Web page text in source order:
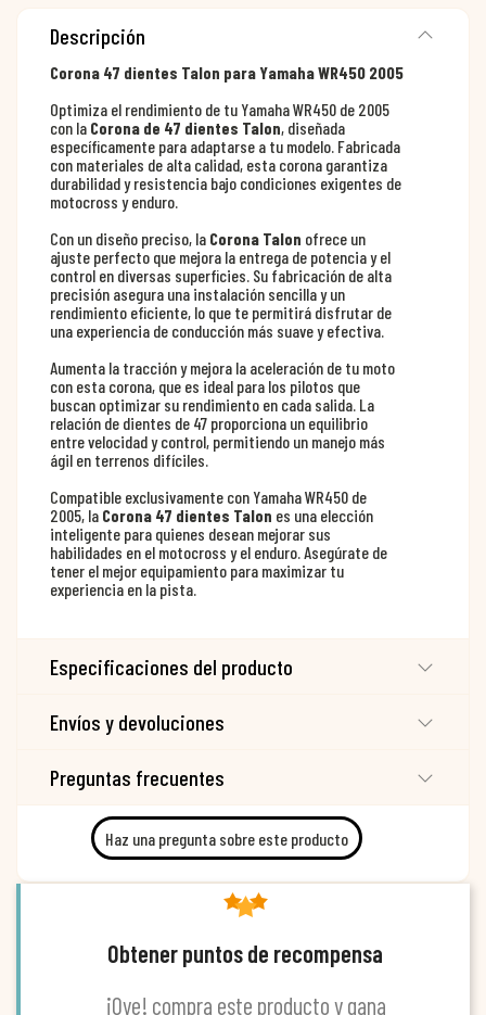
Descripción
Corona 47 dientes Talon para Yamaha WR450 2005
Optimiza el rendimiento de tu Yamaha WR450 de 2005
con la Corona de 47 dientes Talon, diseñada
específicamente para adaptarse a tu modelo. Fabricada
con materiales de alta calidad, esta corona garantiza
durabilidad y resistencia bajo condiciones exigentes de
motocross y enduro.
Con un diseño preciso, la Corona Talon ofrece un
ajuste perfecto que mejora la entrega de potencia y el
control en diversas superficies. Su fabricación de alta
precisión asegura una instalación sencilla y un
rendimiento eficiente, lo que te permitirá disfrutar de
una experiencia de conducción más suave y efectiva.
Aumenta la tracción y mejora la aceleración de tu moto
con esta corona, que es ideal para los pilotos que
buscan optimizar su rendimiento en cada salida. La
relación de dientes de 47 proporciona un equilibrio
entre velocidad y control, permitiendo un manejo más
ágil en terrenos difíciles.
Compatible exclusivamente con Yamaha WR450 de
2005, la Corona 47 dientes Talon es una elección
inteligente para quienes desean mejorar sus
habilidades en el motocross y el enduro. Asegúrate de
tener el mejor equipamiento para maximizar tu
experiencia en la pista.
Especificaciones del producto
Envíos y devoluciones
Preguntas frecuentes
Haz una pregunta sobre este producto
Obtener puntos de recompensa
¡Oye! compra este producto y gana